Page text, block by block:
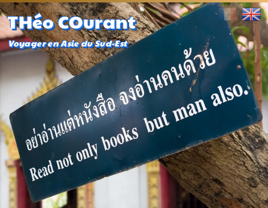
THéo COurant
Voyager en Asie du Sud-Est